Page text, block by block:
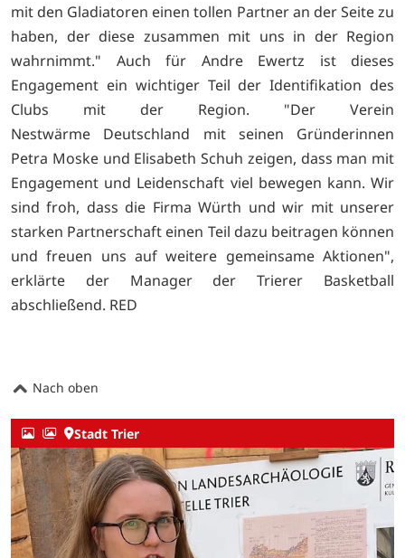
mit den Gladiatoren einen tollen Partner an der Seite zu
haben, der diese zusammen mit uns in der Region
wahrnimmt." Auch für Andre Ewertz ist dieses
Engagement ein wichtiger Teil der Identifikation des
Clubs mit der Region. "Der Verein
Nestwärme Deutschland mit seinen Gründerinnen
Petra Moske und Elisabeth Schuh zeigen, dass man mit
Engagement und Leidenschaft viel bewegen kann. Wir
sind froh, dass die Firma Würth und wir mit unserer
starken Partnerschaft einen Teil dazu beitragen können
und freuen uns auf weitere gemeinsame Aktionen",
erklärte der Manager der Trierer Basketball
abschließend. RED
Nach oben
Stadt Trier